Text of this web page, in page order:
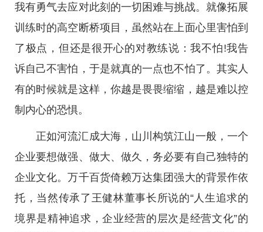
我有勇气去应对此刻的一切困难与挑战。就像拓展
训练时的高空断桥项目，虽然站在上面心里害怕到
了极点，但还是很开心的对教练说：我不怕!我告
诉自己不害怕，于是就真的一点也不怕了。其实人
有的时候就是这样，你越是畏畏缩缩，越是难以控
制内心的恐惧。
正如河流汇成大海，山川构筑江山一般，一个
企业要想做强、做大、做久，务必要有自己独特的
企业文化。万千百货倚赖万达集团强大的背景作依
托，当然传承了王健林董事长所说的“人生追求的
境界是精神追求，企业经营的层次是经营文化”的